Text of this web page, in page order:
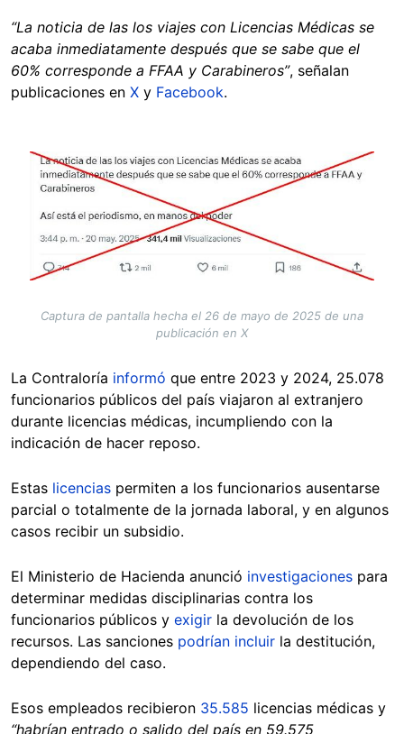
“La noticia de las los viajes con Licencias Médicas se
acaba inmediatamente después que se sabe que el
60% corresponde a FFAA y Carabineros”, señalan
publicaciones en X y Facebook.
Image
Captura de pantalla hecha el 26 de mayo de 2025 de una
publicación en X
La Contraloría informó que entre 2023 y 2024, 25.078
funcionarios públicos del país viajaron al extranjero
durante licencias médicas, incumpliendo con la
indicación de hacer reposo.
Estas licencias permiten a los funcionarios ausentarse
parcial o totalmente de la jornada laboral, y en algunos
casos recibir un subsidio.
El Ministerio de Hacienda anunció investigaciones para
determinar medidas disciplinarias contra los
funcionarios públicos y exigir la devolución de los
recursos. Las sanciones podrían incluir la destitución,
dependiendo del caso.
Esos empleados recibieron 35.585 licencias médicas y
“habrían entrado o salido del país en 59.575